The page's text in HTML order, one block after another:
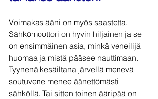
Voimakas ääni on myös saastetta.
Sähkömoottori on hyvin hiljainen ja se
on ensimmäinen asia, minkä veneilijä
huomaa ja mistä pääsee nauttimaan.
Tyynenä kesäiltana järvellä menevä
soutuvene menee äänettömästi
sähköllä. Tai sitten toinen ääripää on